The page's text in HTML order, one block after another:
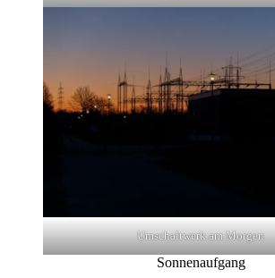
Umschaltwerk am Morgen
Sonnenaufgang